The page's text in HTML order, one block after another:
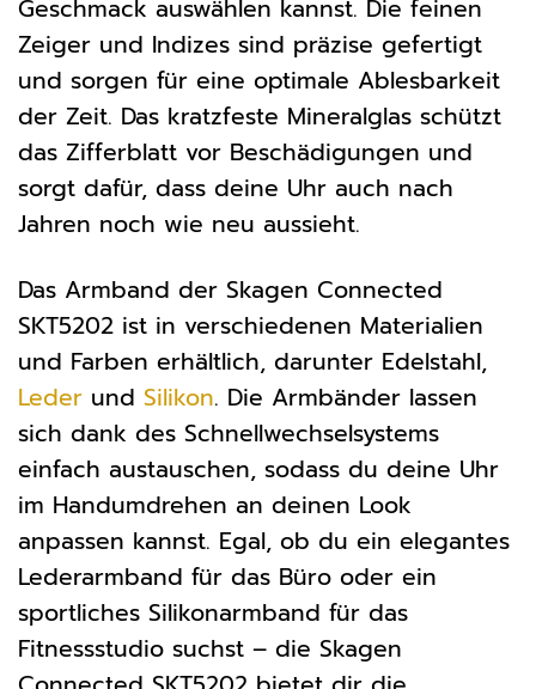
Geschmack auswählen kannst. Die feinen
Zeiger und Indizes sind präzise gefertigt
und sorgen für eine optimale Ablesbarkeit
der Zeit. Das kratzfeste Mineralglas schützt
das Zifferblatt vor Beschädigungen und
sorgt dafür, dass deine Uhr auch nach
Jahren noch wie neu aussieht.
Das Armband der Skagen Connected
SKT5202 ist in verschiedenen Materialien
und Farben erhältlich, darunter Edelstahl,
Leder und Silikon. Die Armbänder lassen
sich dank des Schnellwechselsystems
einfach austauschen, sodass du deine Uhr
im Handumdrehen an deinen Look
anpassen kannst. Egal, ob du ein elegantes
Lederarmband für das Büro oder ein
sportliches Silikonarmband für das
Fitnessstudio suchst – die Skagen